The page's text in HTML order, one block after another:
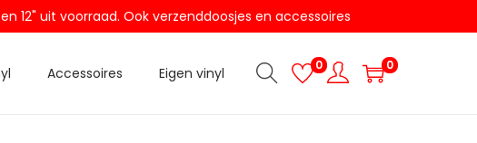
12" uit voorraad. Ook verzenddoosjes en accessoires
Accessoires Eigen vinyl 0 0